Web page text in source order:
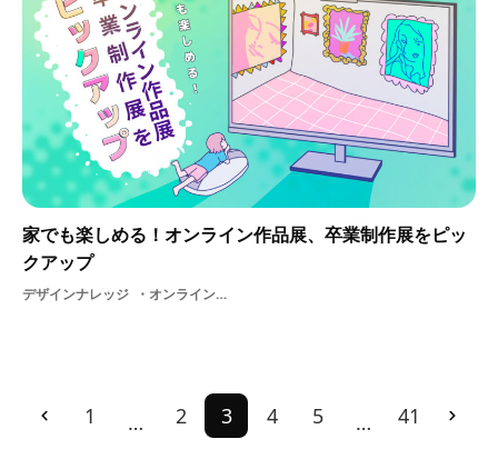
家でも楽しめる！オンライン作品展、卒業制作展をピッ
クアップ
デザインナレッジ オンライン展示
1 … 2 3 4 5 … 41